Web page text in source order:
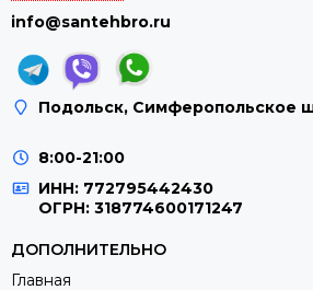
info@santehbro.ru
Подольск, Симферопольское
8:00-21:00
ИНН: 772795442430
ОГРН: 318774600171247
ДОПОЛНИТЕЛЬНО
Главная